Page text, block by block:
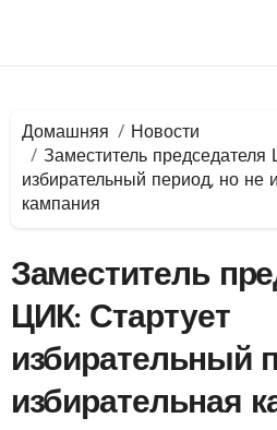
Домашняя
Новости
Заместитель председателя
избирательный период, но не
кампания
Заместитель
ЦИК: Стартует
избирательный
избирательная